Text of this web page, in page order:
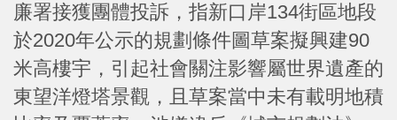
廉署接獲團體投訴，指新口岸134街區地段
於2020年公示的規劃條件圖草案擬興建90
米高樓宇，引起社會關注影響屬世界遺產的
東望洋燈塔景觀，且草案當中未有載明地積